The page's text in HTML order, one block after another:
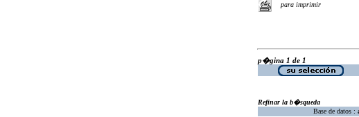
para imprimir
p�gina 1 de 1
Refinar la b�squeda
Base de datos :